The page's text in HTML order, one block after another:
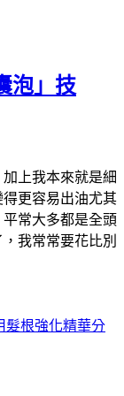
泡」技
上我本來就是細
更容易出油尤其
常大多都是全頭
我常常要花比別
髮根強化精華分